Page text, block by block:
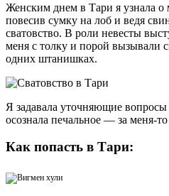
Женским днем в Тари я узнала
повесив сумку на лоб и ведя
сватовство. В роли невесты
меня с толку и порой вызывали
одних штанишках.
Я задавала уточняющие
осознала печальное — за меня-
Как попасть в Тари: